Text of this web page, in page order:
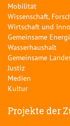
Mobilität
Wissenschaft,
Wirtschaft und
Gemeinsame
Wasserhaushalt
Gemeinsame
Justiz
Medien
Kultur
Projekte der